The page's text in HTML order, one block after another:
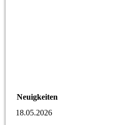
Neuigkeiten
18.05.2026